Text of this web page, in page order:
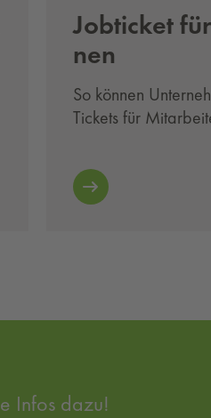
Job­ticket
nen
So können
Tickets für
Infos dazu!